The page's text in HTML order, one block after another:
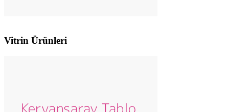
Vitrin Ürünleri